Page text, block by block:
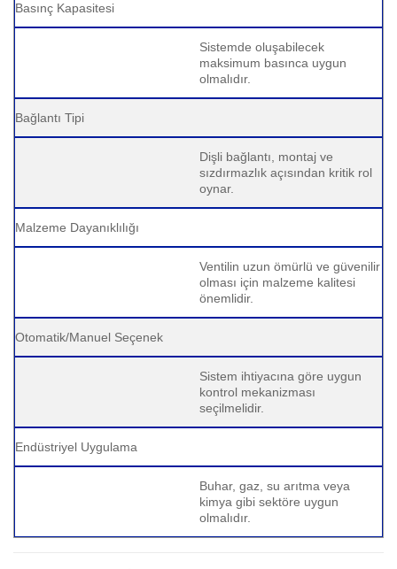
Basınç Kapasitesi
Sistemde oluşabilecek
maksimum basınca uygun
olmalıdır.
Bağlantı Tipi
Dişli bağlantı, montaj ve
sızdırmazlık açısından kritik rol
oynar.
Malzeme Dayanıklılığı
Ventilin uzun ömürlü ve güvenilir
olması için malzeme kalitesi
önemlidir.
Otomatik/Manuel Seçenek
Sistem ihtiyacına göre uygun
kontrol mekanizması
seçilmelidir.
Endüstriyel Uygulama
Buhar, gaz, su arıtma veya
kimya gibi sektöre uygun
olmalıdır.